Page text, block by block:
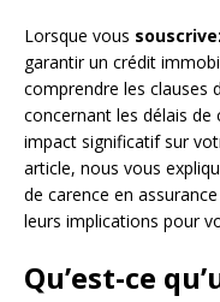
Lorsque vous
garantir un crédit
comprendre les clauses
concernant les délais de
impact significatif sur
article, nous vous
de carence en
leurs implications pour
Qu’est-ce